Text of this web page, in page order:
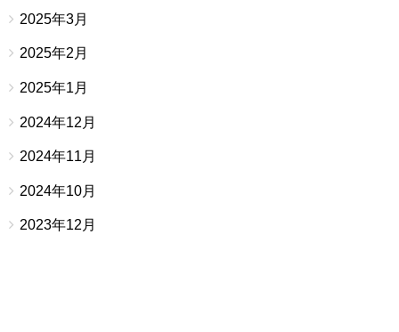
2025年3月
2025年2月
2025年1月
2024年12月
2024年11月
2024年10月
2023年12月